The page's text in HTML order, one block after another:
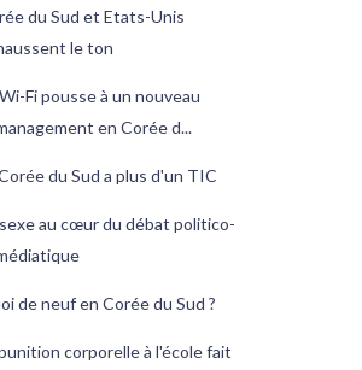
du Sud et Etats-Unis
le ton
Fi pousse à un nouveau
en Corée d...
du Sud a plus d'un TIC
au cœur du débat politico-
de neuf en Corée du Sud ?
corporelle à l'école fait